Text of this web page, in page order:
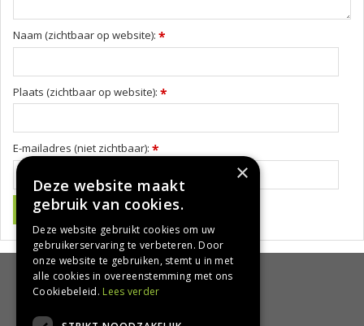
Naam (zichtbaar op website): *
Plaats (zichtbaar op website): *
E-mailadres (niet zichtbaar): *
HANDIG
×
Deze website maakt
gebruik van cookies.
Deze website gebruikt cookies om uw
gebruikerservaring te verbeteren. Door
onze website te gebruiken, stemt u in met
alle cookies in overeenstemming met ons
Cookiebeleid. Lees verder